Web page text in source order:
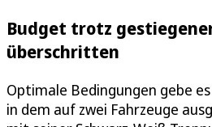
Budget trotz
überschritten
Optimale Bedingungen gebe
in dem auf zwei Fahrzeuge